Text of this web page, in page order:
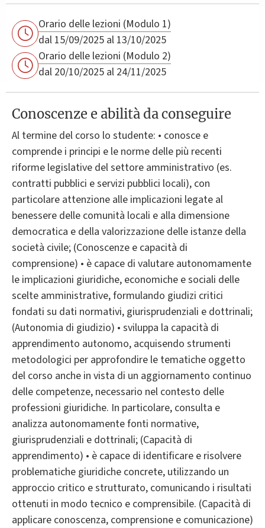
Orario delle lezioni (Modulo 1)
dal 15/09/2025 al 13/10/2025
Orario delle lezioni (Modulo 2)
dal 20/10/2025 al 24/11/2025
Conoscenze e abilità da conseguire
Al termine del corso lo studente: • conosce e
comprende i principi e le norme delle più recenti
riforme legislative del settore amministrativo (es.
contratti pubblici e servizi pubblici locali), con
particolare attenzione alle implicazioni legate al
benessere delle comunità locali e alla dimensione
democratica e della valorizzazione delle istanze della
società civile; (Conoscenze e capacità di
comprensione) • è capace di valutare autonomamente
le implicazioni giuridiche, economiche e sociali delle
scelte amministrative, formulando giudizi critici
fondati su dati normativi, giurisprudenziali e dottrinali;
(Autonomia di giudizio) • sviluppa la capacità di
apprendimento autonomo, acquisendo strumenti
metodologici per approfondire le tematiche oggetto
del corso anche in vista di un aggiornamento continuo
delle competenze, necessario nel contesto delle
professioni giuridiche. In particolare, consulta e
analizza autonomamente fonti normative,
giurisprudenziali e dottrinali; (Capacità di
apprendimento) • è capace di identificare e risolvere
problematiche giuridiche concrete, utilizzando un
approccio critico e strutturato, comunicando i risultati
ottenuti in modo tecnico e comprensibile. (Capacità di
applicare conoscenza, comprensione e comunicazione)